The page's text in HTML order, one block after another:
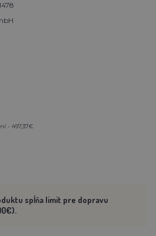
- 497,37€
spĺňa limit pre dopravu